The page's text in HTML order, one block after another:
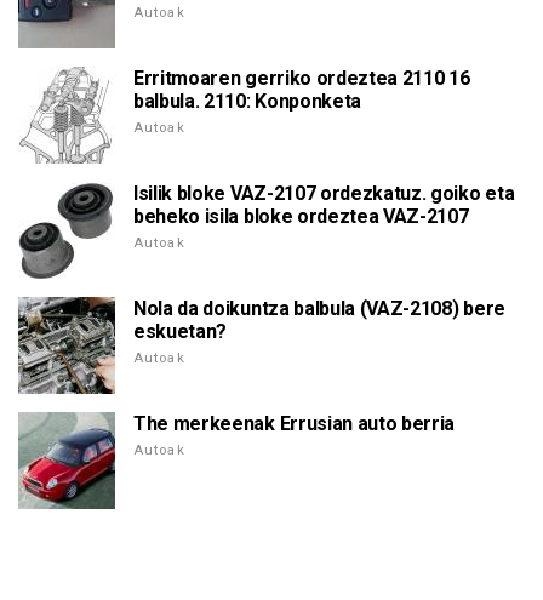
Autoak
Erritmoaren gerriko ordeztea 2110 16
balbula. 2110: Konponketa
Autoak
Isilik bloke VAZ-2107 ordezkatuz. goiko eta
beheko isila bloke ordeztea VAZ-2107
Autoak
Nola da doikuntza balbula (VAZ-2108) bere
eskuetan?
Autoak
The merkeenak Errusian auto berria
Autoak